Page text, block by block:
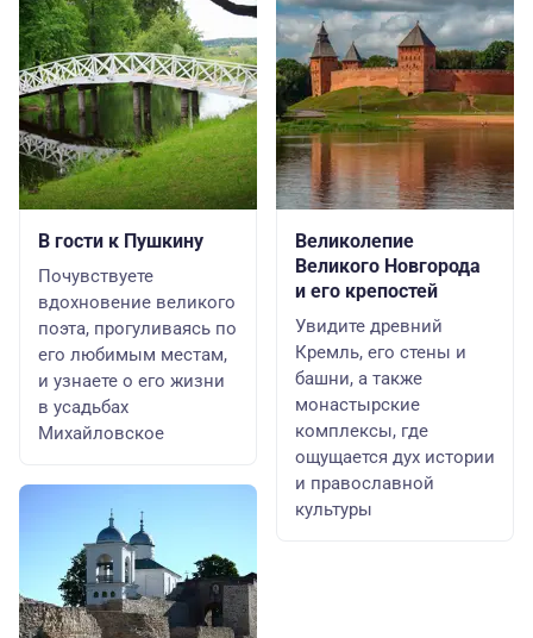
В гости к Пушкину
Почувствуете
вдохновение великого
поэта, прогуливаясь по
его любимым местам,
и узнаете о его жизни
в усадьбах
Михайловское
Великолепие
Великого Новгорода
и его крепостей
Увидите древний
Кремль, его стены и
башни, а также
монастырские
комплексы, где
ощущается дух истории
и православной
культуры